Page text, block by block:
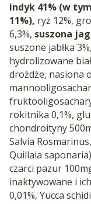
indyk 41% (w
11%), ryż 12%,
6,3%, suszona
suszone jabłka
hydrolizowane
drożdże, nasiona
rokitnika 0,1%,
chondroityny
Salvia
Quillaia
czarci pazur
inaktywowane i
0,01%, Yucca